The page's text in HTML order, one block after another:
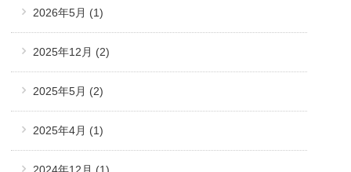
2026年5月 (1)
2025年12月 (2)
2025年5月 (2)
2025年4月 (1)